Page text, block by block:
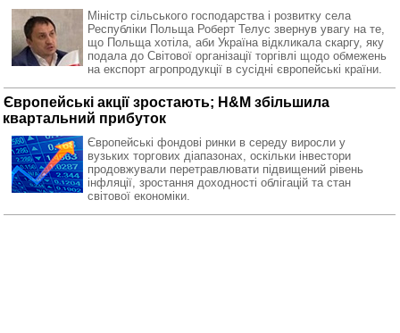
Міністр сільського господарства і розвитку села
Республіки Польща Роберт Телус звернув увагу на те,
що Польща хотіла, аби Україна відкликала скаргу, яку
подала до Світової організації торгівлі щодо обмежень
на експорт агропродукції в сусідні європейські країни.
Європейські акції зростають; H&M збільшила
квартальний прибуток
Європейські фондові ринки в середу виросли у
вузьких торгових діапазонах, оскільки інвестори
продовжували перетравлювати підвищений рівень
інфляції, зростання доходності облігацій та стан
світової економіки.